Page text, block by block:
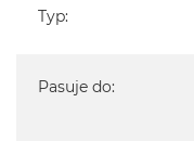
Typ:
Pasuje do: